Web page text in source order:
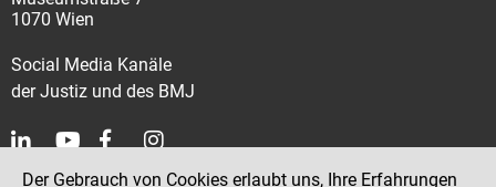
1070 Wien
Social Media Kanäle
der Justiz und des BMJ
Der Gebrauch von Cookies erlaubt uns, Ihre Erfahrungen